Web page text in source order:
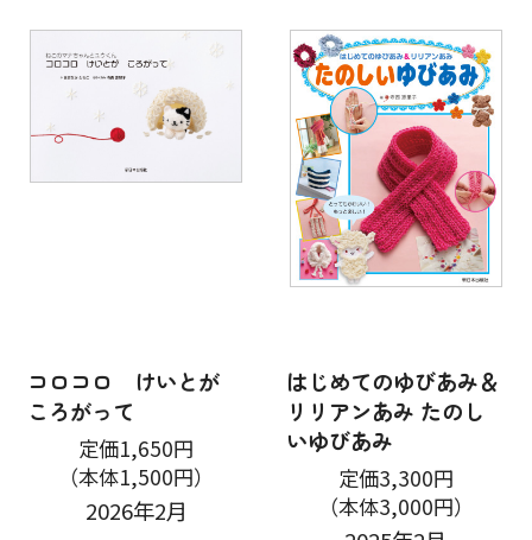
コロコロ けいとが
ころがって
定価1,650円
（本体1,500円）
2026年2月
はじめてのゆびあみ＆
リリアンあみ たのし
いゆびあみ
定価3,300円
（本体3,000円）